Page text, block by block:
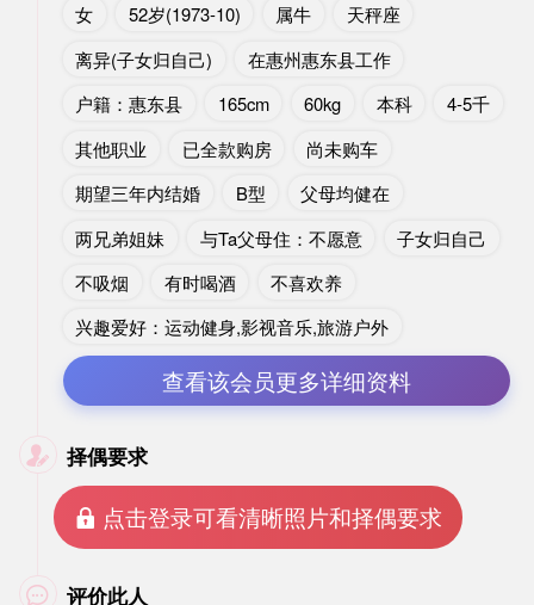
女 52岁(1973-10) 属牛
天秤座
离异(子女归自己)
在惠州惠东县工作
户籍：惠东县
165cm 60kg 本科
4-5千
其他职业
已全款购房
尚未购车
期望三年内结婚
B型
父母均健在
两兄弟姐妹
与Ta父母住：不愿意
子女归自己
不吸烟
有时喝酒
不喜欢养
兴趣爱好：运动健身,影视音乐,旅游户外
查看该会员更多详细资料
 择偶要求
 点击登录可看清晰照片和择偶要求
 评价此人